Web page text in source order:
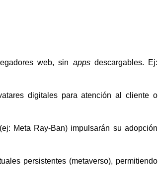
web, sin appsdescargables. Ej:
digitales para atención al cliente o
Meta Ray-Ban) impulsarán su adopción
persistentes (metaverso), permitiendo